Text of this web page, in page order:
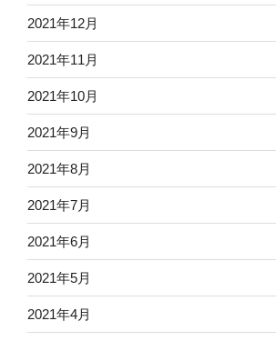
2021年12月
2021年11月
2021年10月
2021年9月
2021年8月
2021年7月
2021年6月
2021年5月
2021年4月